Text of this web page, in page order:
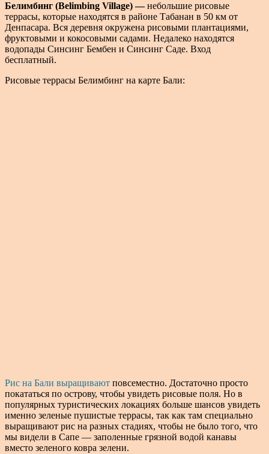
Белимбинг (Belimbing Village) —небольшие рисовые
террасы, которые находятся в районе Табанан в 50 км от
Денпасара. Вся деревня окружена рисовыми плантациями,
фруктовыми и кокосовыми садами. Недалеко находятся
водопады Синсинг Бембен и Синсинг Саде. Вход
бесплатный.
Рисовые террасы Белимбинг на карте Бали:
Рис на Бали выращивают повсеместно. Достаточно просто
покататься по острову, чтобы увидеть рисовые поля. Но в
популярных туристических локациях больше шансов увидеть
именно зеленые пушистые террасы, так как там специально
выращивают рис на разных стадиях, чтобы не было того, что
мы видели в Сапе — заполенные грязной водой канавы
вместо зеленого ковра зелени.